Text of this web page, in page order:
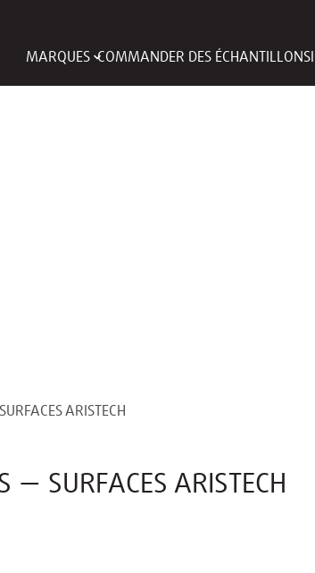
MARQUES COMMANDER DES ÉCHANTILLONS
ARISTECH
— SURFACES ARISTECH